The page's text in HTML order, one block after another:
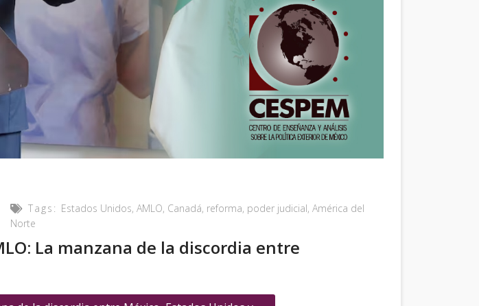
Tags: Estados Unidos, AMLO, Canadá, reforma, poder judicial, América del
Norte
La manzana de la discordia entre